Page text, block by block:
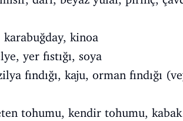
karabuğday, kinoa
yer fıstığı, soya
fındığı, kaju, orman fındığı
tohumu, kendir tohumu,